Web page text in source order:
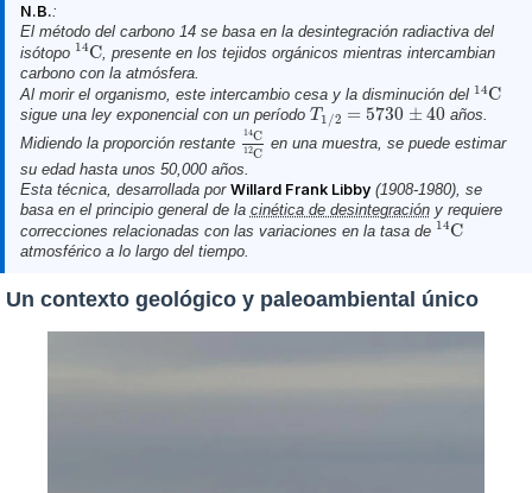
N.B.:
El método del carbono 14 se basa en la desintegración radiactiva del
isótopo 14C
14C, presente en los tejidos orgánicos mientras intercambian
carbono con la atmósfera.
Al morir el organismo, este intercambio cesa y la disminución del 14C
14C
sigue una ley exponencial con un período T 1/2 = 5730 ± 40
T1 /2=5730±40
años.
Midiendo la proporción restante
14C
12C
14C 12C
en una muestra, se puede estimar
su edad hasta unos 50,000 años.
Esta técnica, desarrollada por Willard Frank Libby(1908-1980), se
basa en el principio general de la cinética de desintegracióny requiere
correcciones relacionadas con las variaciones en la tasa de 14C
14C
atmosférico a lo largo del tiempo.
Un contexto geológico y paleoambiental único